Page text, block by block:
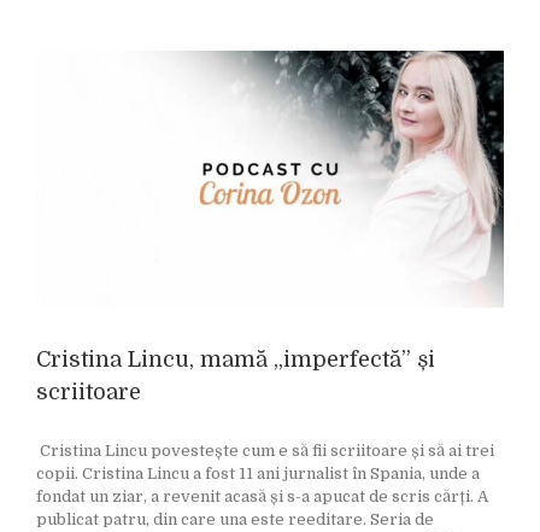
Cristina Lincu, mamă „imperfectă” și
scriitoare
Cristina Lincu povestește cum e să fii scriitoare și să ai trei
copii. Cristina Lincu a fost 11 ani jurnalist în Spania, unde a
fondat un ziar, a revenit acasă și s-a apucat de scris cărți. A
publicat patru, din care una este reeditare. Seria de